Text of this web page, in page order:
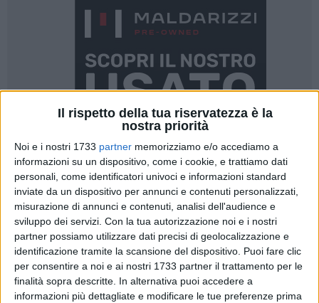
Il rispetto della tua riservatezza è la
nostra priorità
Noi e i nostri 1733 partner memorizziamo e/o accediamo a
informazioni su un dispositivo, come i cookie, e trattiamo dati
personali, come identificatori univoci e informazioni standard
inviate da un dispositivo per annunci e contenuti personalizzati,
misurazione di annunci e contenuti, analisi dell'audience e
sviluppo dei servizi. Con la tua autorizzazione noi e i nostri
partner possiamo utilizzare dati precisi di geolocalizzazione e
identificazione tramite la scansione del dispositivo. Puoi fare clic
per consentire a noi e ai nostri 1733 partner il trattamento per le
finalità sopra descritte. In alternativa puoi accedere a
informazioni più dettagliate e modificare le tue preferenze prima
Si terranno giovedì 14 maggio le esequie di Lino Pizzi
62enne biscegliese tragicamente assassinato mentre stava
lavorando come responsabile di sala nel ristorante